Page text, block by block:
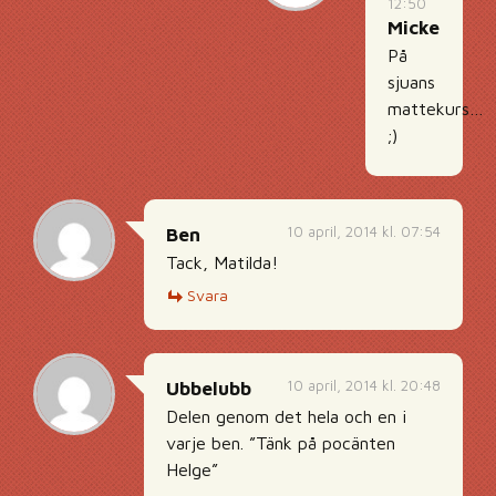
Micke
På
sjuans
mattekurs…
;)
10 april, 2014 kl. 07:54
Ben
Tack, Matilda!
Svara
10 april, 2014 kl. 20:48
Ubbelubb
Delen genom det hela och en i
varje ben. ”Tänk på pocänten
Helge”